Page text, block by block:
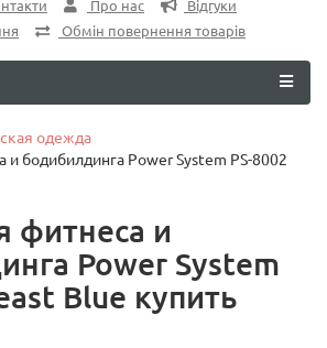
Про нас
Відгуки
Обмін повернення товарів
одежда
и бодибилдинга Power System PS-8002
фитнеса и
Power System
Blue купить